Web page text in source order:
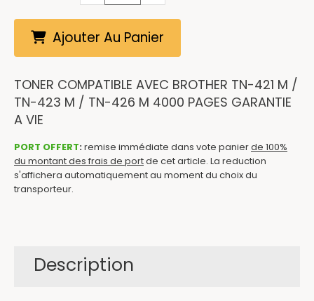
Ajouter Au Panier
TONER COMPATIBLE AVEC BROTHER TN-421 M /
TN-423 M / TN-426 M 4000 PAGES GARANTIE
A VIE
PORT OFFERT:remise immédiate dans vote panierde 100%
du montant des frais de portde cet article. La reduction
s'affichera automatiquement au moment du choix du
transporteur.
Description